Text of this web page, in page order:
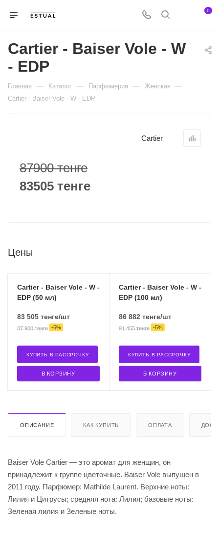
0
Cartier - Baiser Vole - W
- EDP
Главная — Каталог — Парфюмерия — Женская —
Cartier - Baiser Vole - W - EDP
Cartier
87900 тенге
83505 тенге
Цены
Cartier - Baiser Vole - W -
EDP (50 мл)
83 505 тенге/шт
87 900тенге -5%
В КОРЗИНУ
КУПИТЬ В РАССРОЧКУ
Cartier - Baiser Vole - W -
EDP (100 мл)
86 882 тенге/шт
91 455тенге -5%
В КОРЗИНУ
КУПИТЬ В РАССРОЧКУ
ОПИСАНИЕ КАК КУПИТЬ ОПЛАТА
Baiser Vole Cartier — это аромат для женщин, он
принадлежит к группе цветочные. Baiser Vole выпущен в
2011 году. Парфюмер: Mathilde Laurent. Верхние ноты:
Лилия и Цитрусы; средняя нота: Лилия; базовые ноты:
Зеленая лилия и Зеленые ноты.